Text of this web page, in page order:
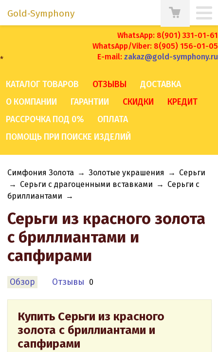
WhatsApp: 8(901) 331-01-61
WhatsApp/Viber: 8(905) 156-01-05
E-mail: zakaz@gold-symphony.ru
*
Gold-Symphony
КАТАЛОГ ТОВАРОВ ОТЗЫВЫ
ДОСТАВКА
О КОМПАНИИ
ГАРАНТИИ СКИДКИ
КРЕДИТ
РАССРОЧКА ПОД 0%
ОПЛАТА
ПОМОЩЬ ПРИ ПОИСКЕ ИЗДЕЛИЙ
Симфония Золота → Золотые украшения → Серьги
→ Серьги с драгоценными вставками → Серьги с
бриллиантами →
Серьги из красного золота
с бриллиантами и
сапфирами
Обзор Отзывы 0
Купить Серьги из красного
золота с бриллиантами и
сапфирами